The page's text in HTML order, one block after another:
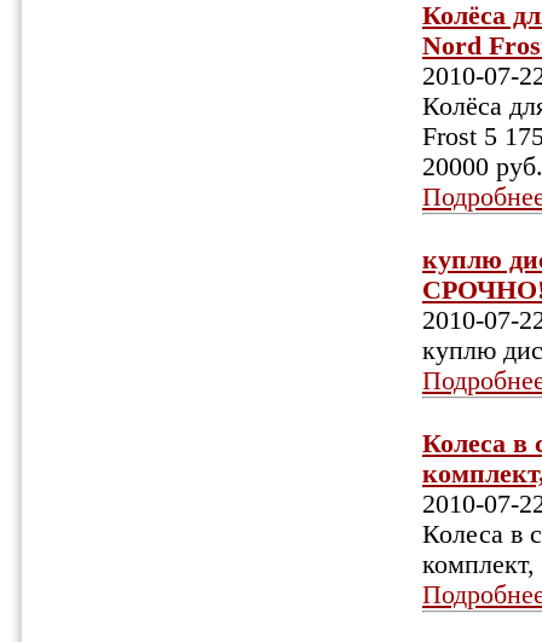
Колёса
Nord
2010-07-
Колёса
Frost 5
20000
куплю
2010-07-
куплю
Колеса в
2010-07-
Колеса в